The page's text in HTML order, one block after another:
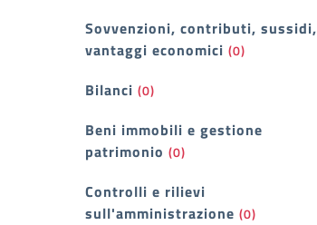
Sovvenzioni, contributi, sussidi,
vantaggi economici (0)
Bilanci (0)
Beni immobili e gestione
patrimonio (0)
Controlli e rilievi
sull'amministrazione (0)